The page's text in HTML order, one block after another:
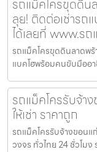
รถแม็คโครขุดดิน
ลุย! ติดต่อเช่ารถ
ได้เลยที่ www.ร
รถแม็คโครขุดดินลาดพร้
แบคโฮพร้อมคนขับมืออ
รถแม็คโครรับจ้า
ให้เช่า ราคาถูก
รถแม็คโครรับจ้างขอนแ
วงจร ทั่วไทย 24 ชั่วโม